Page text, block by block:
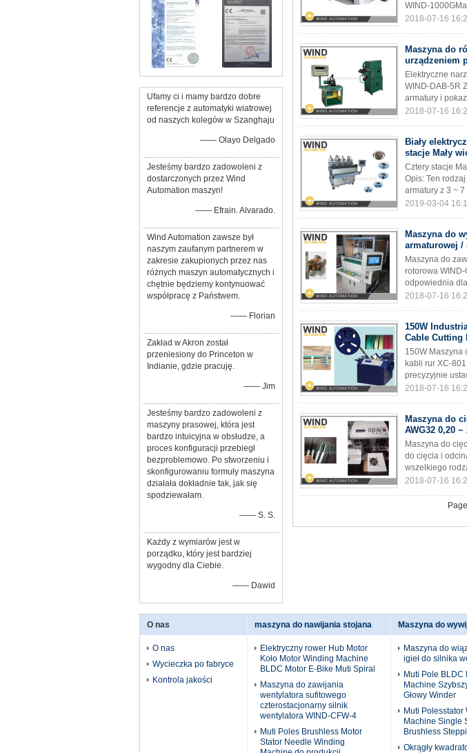
Ufamy ci i mamy bardzo dobre
referencje z automatyki wiatrowej
od naszych kolegów w Szanghaju
—— Olayo Delgado
Jesteśmy bardzo zadowoleni z
dostarczonych przez Wind
Automation maszyn!
—— Efrain. Alvarado.
Wind Automation zawsze był
naszym zaufanym partnerem w
zakresie zakupionych przez nas
różnych maszyn automatycznych i
chętnie będziemy kontynuować
współpracę z Państwem.
—— Florian
Zakład w Akron został
przeniesiony do Princeton w
Indianie, gdzie pracuję.
—— Jim
Jesteśmy bardzo zadowoleni z
maszyny prasowej, która jest
bardzo intuicyjna w obsłudze, a
proces konfiguracji przebiegł
bezproblemowo. Po stworzeniu i
skonfigurowaniu formuły maszyna
działała dokładnie tak, jak się
spodziewałam.
—— S. S.
Każdy z wymiarów jest w
porządku, który jest bardziej
wygodny dla Ciebie.
—— Dawid
WIND-
2018-07-16
Maszyna do
urządzeniem
Elektryczne
WIND-DAB-5R
armatury i
2018-07-16
Biały
stacje Mały
Cztery stacje
Opis: Ten
armatury z 3 ~ 7
2019-03-04
Maszyna do
armaturowej /
Maszyna do
rotorowa
odpowiednia
2018-07-16
150W
Cable Cutting
150W Maszyna
kabli rur XC-
precyzyjnie
2018-07-16
Maszyna do
AWG32 0,20 ~
Maszyna do
do cięcia i
wszelkiego
2018-07-16
O nas
O nas
Wycieczka po fabryce
Kontrola jakości
maszyna do nawijania stojana
Elektryczny rower Hub Motor
Koło Motor Winding Machine
BLDC Motor E-Bike Muti Spiral
Maszyna do zawijania
wentylatora sufitowego
czterostacjonarny silnik
wentylatora WIND-CFW-4
Muti Poles Brushless Motor
Stator Needle Winding
Maszyna do
Maszyna do
igieł do silnika
Muti Pole BLDC
Machine
Głowy Winder
Muti Polesstator
Machine Single
Brushless
Okrągły